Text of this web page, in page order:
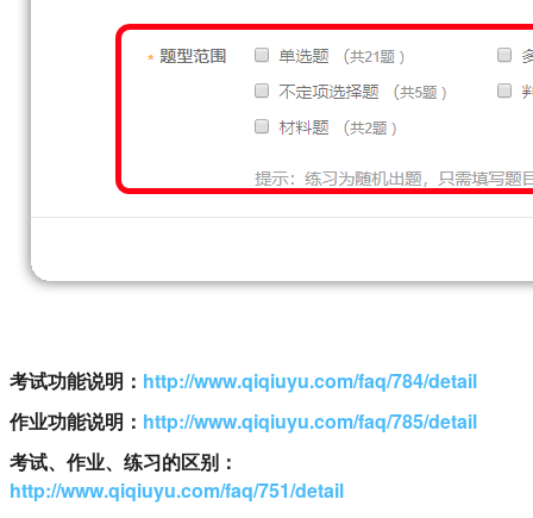
考试功能说明： http://www.qiqiuyu.com/faq/784/detail
作业功能说明： http://www.qiqiuyu.com/faq/785/detail
考试、作业、练习的区别：
http://www.qiqiuyu.com/faq/751/detail